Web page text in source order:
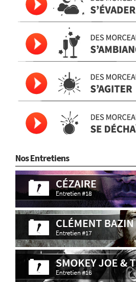
Nos Entretiens